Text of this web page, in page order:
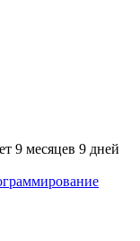
9 месяцев 9 дней